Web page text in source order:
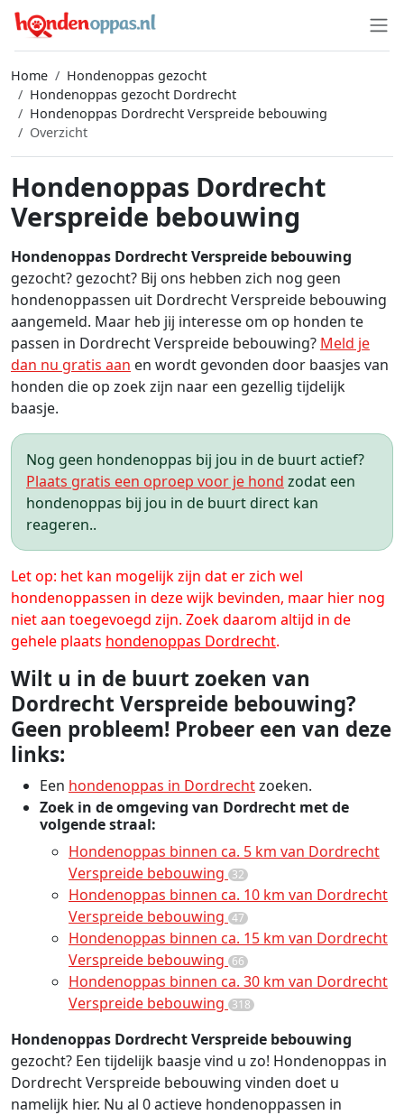
Home
Hondenoppas gezocht
Hondenoppas gezocht Dordrecht
Hondenoppas Dordrecht Verspreide bebouwing
Overzicht
Hondenoppas Dordrecht
Verspreide bebouwing
Hondenoppas Dordrecht Verspreide bebouwing
gezocht? gezocht? Bij ons hebben zich nog geen
hondenoppassen uit Dordrecht Verspreide bebouwing
aangemeld. Maar heb jij interesse om op honden te
passen in Dordrecht Verspreide bebouwing? Meld je
dan nu gratis aan en wordt gevonden door baasjes van
honden die op zoek zijn naar een gezellig tijdelijk
baasje.
Nog geen hondenoppas bij jou in de buurt actief?
Plaats gratis een oproep voor je hond zodat een
hondenoppas bij jou in de buurt direct kan
reageren..
Let op: het kan mogelijk zijn dat er zich wel
hondenoppassen in deze wijk bevinden, maar hier nog
niet aan toegevoegd zijn. Zoek daarom altijd in de
gehele plaats hondenoppas Dordrecht.
Wilt u in de buurt zoeken van
Dordrecht Verspreide bebouwing?
Geen probleem! Probeer een van deze
links:
Een hondenoppas in Dordrechtzoeken.
Zoek in de omgeving van Dordrecht met de
volgende straal:
Hondenoppas binnen ca. 5 km van Dordrecht
Verspreide bebouwing 32
Hondenoppas binnen ca. 10 km van Dordrecht
Verspreide bebouwing 47
Hondenoppas binnen ca. 15 km van Dordrecht
Verspreide bebouwing 66
Hondenoppas binnen ca. 30 km van Dordrecht
Verspreide bebouwing 318
Hondenoppas Dordrecht Verspreide bebouwing
gezocht? Een tijdelijk baasje vind u zo! Hondenoppas in
Dordrecht Verspreide bebouwing vinden doet u
namelijk hier. Nu al 0 actieve hondenoppassen in